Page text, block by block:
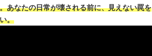
あなたの日常が壊される前に、見えない罠を
。